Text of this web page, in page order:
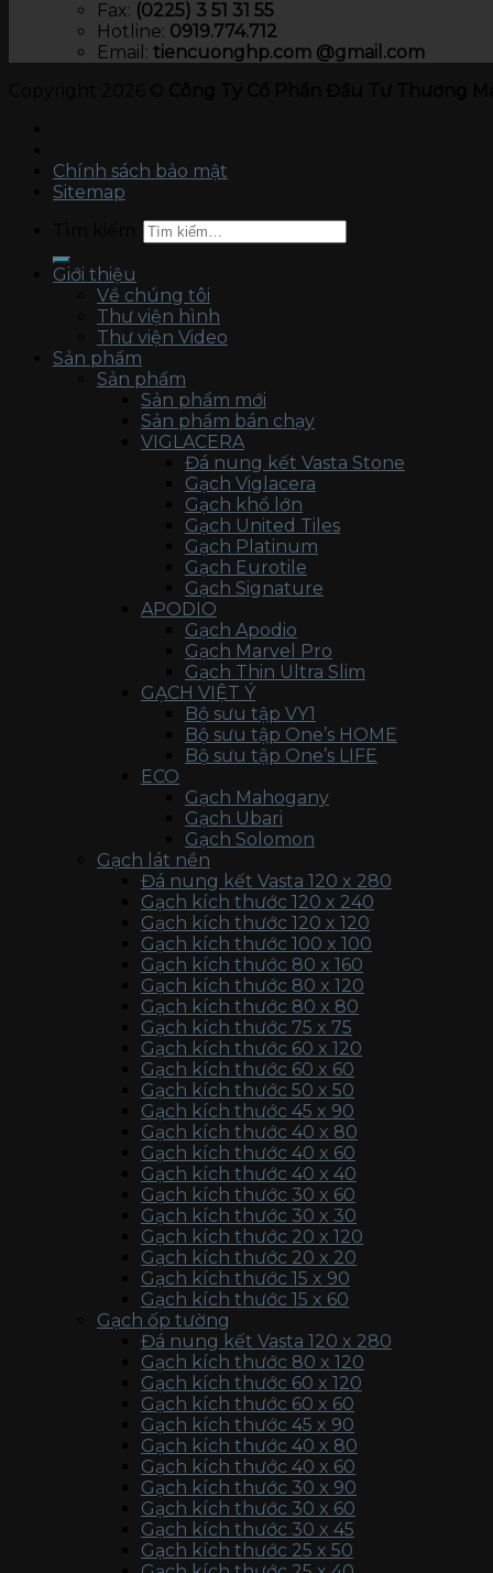
Fax: (0225) 3 51 31 55
Hotline: 0919.774.712​
Email: tiencuonghp.com @gmail.com
Chính sách bảo mật
Sitemap
Giới thiệu
Về chúng tôi
Thư viện hình
Thư viện Video
Sản phẩm
Sản phẩm
Sản phẩm mới
Sản phẩm bán chạy
VIGLACERA
Đá nung kết Vasta Stone
Gạch Viglacera
Gạch khổ lớn
Gạch United Tiles
Gạch Platinum
Gạch Eurotile
Gạch Signature
APODIO
Gạch Apodio
Gạch Marvel Pro
Gạch Thin Ultra Slim
GẠCH VIỆT Ý
Bộ sưu tập VY1
Bộ sưu tập One’s HOME
Bộ sưu tập One’s LIFE
ECO
Gạch Mahogany
Gạch Ubari
Gạch Solomon
Gạch lát nền
Đá nung kết Vasta 120 x 280
Gạch kích thước 120 x 240
Gạch kích thước 120 x 120
Gạch kích thước 100 x 100
Gạch kích thước 80 x 160
Gạch kích thước 80 x 120
Gạch kích thước 80 x 80
Gạch kích thước 75 x 75
Gạch kích thước 60 x 120
Gạch kích thước 60 x 60
Gạch kích thước 50 x 50
Gạch kích thước 45 x 90
Gạch kích thước 40 x 80
Gạch kích thước 40 x 60
Gạch kích thước 40 x 40
Gạch kích thước 30 x 60
Gạch kích thước 30 x 30
Gạch kích thước 20 x 120
Gạch kích thước 20 x 20
Gạch kích thước 15 x 90
Gạch kích thước 15 x 60
Gạch ốp tường
Đá nung kết Vasta 120 x 280
Gạch kích thước 80 x 120
Gạch kích thước 60 x 120
Gạch kích thước 60 x 60
Gạch kích thước 45 x 90
Gạch kích thước 40 x 80
Gạch kích thước 40 x 60
Gạch kích thước 30 x 90
Gạch kích thước 30 x 60
Gạch kích thước 30 x 45
Gạch kích thước 25 x 50